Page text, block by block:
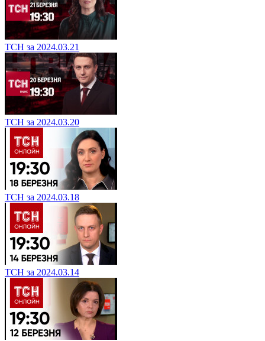
ТСН за 2024.03.21
ТСН за 2024.03.20
ТСН за 2024.03.18
ТСН за 2024.03.14